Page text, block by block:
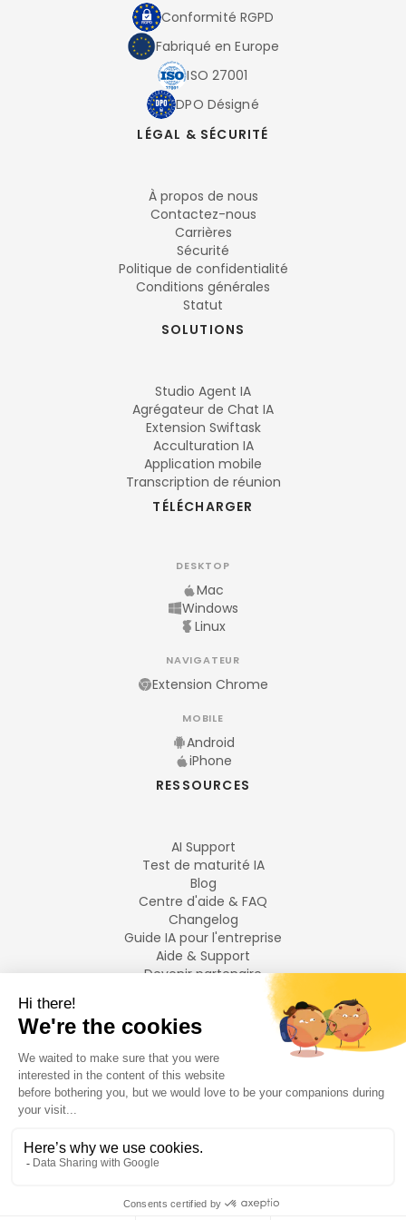
Conformité RGPD
Fabriqué en Europe
ISO 27001
DPO Désigné
LÉGAL & SÉCURITÉ
À propos de nous
Contactez-nous
Carrières
Sécurité
Politique de confidentialité
Conditions générales
Statut
SOLUTIONS
Studio Agent IA
Agrégateur de Chat IA
Extension Swiftask
Acculturation IA
Application mobile
Transcription de réunion
TÉLÉCHARGER
DESKTOP
Mac
Windows
Linux
NAVIGATEUR
Extension Chrome
MOBILE
Android
iPhone
RESSOURCES
AI Support
Test de maturité IA
Blog
Centre d'aide & FAQ
Changelog
Guide IA pour l'entreprise
Aide & Support
Devenir partenaire
LANGUES
Français
English
2026Swiftask. Tous droits réservés.